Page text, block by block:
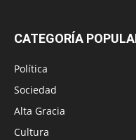
CATEGORÍA
Política
Sociedad
Alta Gracia
Cultura